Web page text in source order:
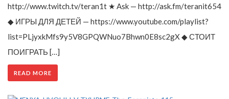
http://www.twitch.tv/teran1t ★ Ask — http://ask.fm/teranit654
◆ ИГРЫ ДЛЯ ДЕТЕЙ — https://www.youtube.com/playlist?
list=PLjyxkMfs9y5V8GPQWNuo7Bhwn0E8sc2gX ◆ СТОИТ
ПОИГРАТЬ […]
READ MORE